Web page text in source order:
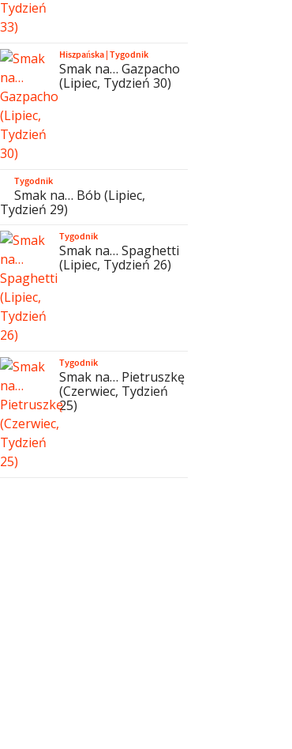
Hiszpańska|Tygodnik
Smak na… Gazpacho
(Lipiec, Tydzień 30)
Tygodnik
Smak na… Bób (Lipiec,
Tydzień 29)
Tygodnik
Smak na… Spaghetti
(Lipiec, Tydzień 26)
Tygodnik
Smak na… Pietruszkę
(Czerwiec, Tydzień
25)